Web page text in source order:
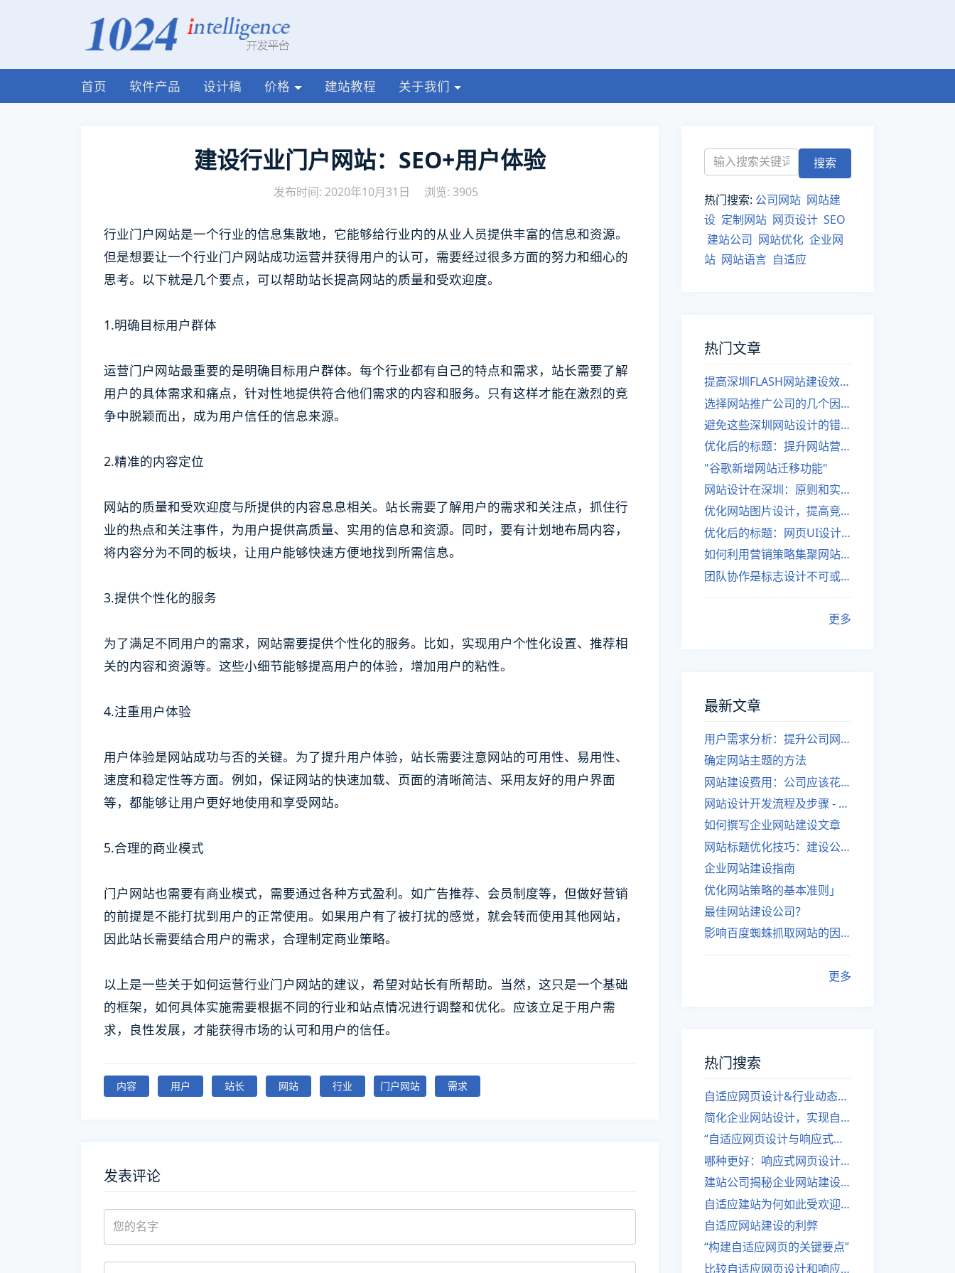
首页 软件产品 设计稿 价格 建站教程 关于我们
建设行业门户网站：SEO+用户体验
发布时间: 2020年10月31日 浏览: 3905
行业门户网站是一个行业的信息集散地，它能够给行业内的从业人员提供丰富的信息和资源。
但是想要让一个行业门户网站成功运营并获得用户的认可，需要经过很多方面的努力和细心的
思考。以下就是几个要点，可以帮助站长提高网站的质量和受欢迎度。
1.明确目标用户群体
运营门户网站最重要的是明确目标用户群体。每个行业都有自己的特点和需求，站长需要了解
用户的具体需求和痛点，针对性地提供符合他们需求的内容和服务。只有这样才能在激烈的竞
争中脱颖而出，成为用户信任的信息来源。
2.精准的内容定位
网站的质量和受欢迎度与所提供的内容息息相关。站长需要了解用户的需求和关注点，抓住行
业的热点和关注事件，为用户提供高质量、实用的信息和资源。同时，要有计划地布局内容，
将内容分为不同的板块，让用户能够快速方便地找到所需信息。
3.提供个性化的服务
为了满足不同用户的需求，网站需要提供个性化的服务。比如，实现用户个性化设置、推荐相
关的内容和资源等。这些小细节能够提高用户的体验，增加用户的粘性。
4.注重用户体验
用户体验是网站成功与否的关键。为了提升用户体验，站长需要注意网站的可用性、易用性、
速度和稳定性等方面。例如，保证网站的快速加载、页面的清晰简洁、采用友好的用户界面
等，都能够让用户更好地使用和享受网站。
5.合理的商业模式
门户网站也需要有商业模式，需要通过各种方式盈利。如广告推荐、会员制度等，但做好营销
的前提是不能打扰到用户的正常使用。如果用户有了被打扰的感觉，就会转而使用其他网站，
因此站长需要结合用户的需求，合理制定商业策略。
以上是一些关于如何运营行业门户网站的建议，希望对站长有所帮助。当然，这只是一个基础
的框架，如何具体实施需要根据不同的行业和站点情况进行调整和优化。应该立足于用户需
求，良性发展，才能获得市场的认可和用户的信任。
内容 用户 站长 网站 行业 门户网站 需求
发表评论
热门搜索: 公司网站 网站建
设 定制网站 网页设计 SEO
建站公司 网站优化 企业网
站 网站语言 自适应
热门文章
提高深圳FLASH网站建设效率的建议
选择网站推广公司的几个因素
避免这些深圳网站设计的错误
优化后的标题：提升网站营销绩效的策略
"谷歌新增网站迁移功能"
网站设计在深圳：原则和实践
优化网站图片设计，提高竞争力
优化后的标题：网页UI设计与APP UI设计应用软件
如何利用营销策略集聚网站流量
团队协作是标志设计不可或缺的一部分
更多
最新文章
用户需求分析：提升公司网站建设效果
确定网站主题的方法
网站建设费用：公司应该花费多少？
网站设计开发流程及步骤 - 优化后的标题
如何撰写企业网站建设文章
网站标题优化技巧：建设公司的专业指导
企业网站建设指南
优化网站策略的基本准则」
最佳网站建设公司？
影响百度蜘蛛抓取网站的因素有哪些？
更多
热门搜索
自适应网页设计&行业动态，关注建站。
简化企业网站设计，实现自适应设计的方法
“自适应网页设计与响应式网站建设的异同”
哪种更好：响应式网页设计还是自适应网站？
建站公司揭秘企业网站建设核心原则
自适应建站为何如此受欢迎？
自适应网站建设的利弊
“构建自适应网页的关键要点”
比较自适应网页设计和响应式网站的差异